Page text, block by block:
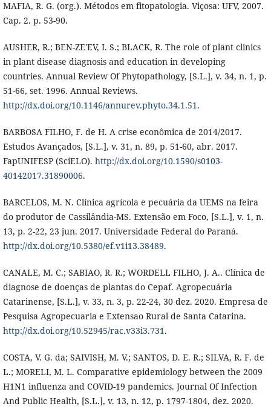
MAFIA, R. G. (org.). Métodos em fitopatologia. Viçosa: UFV, 2007.
Cap. 2. p. 53-90.
AUSHER, R.; BEN-ZE'EV, I. S.; BLACK, R. The role of plant clinics
in plant disease diagnosis and education in developing
countries. Annual Review Of Phytopathology, [S.L.], v. 34, n. 1, p.
51-66, set. 1996. Annual Reviews.
http://dx.doi.org/10.1146/annurev.phyto.34.1.51.
BARBOSA FILHO, F. de H. A crise econômica de 2014/2017.
Estudos Avançados, [S.L.], v. 31, n. 89, p. 51-60, abr. 2017.
FapUNIFESP (SciELO). http://dx.doi.org/10.1590/s0103-
40142017.31890006.
BARCELOS, M. N. Clínica agrícola e pecuária da UEMS na feira
do produtor de Cassilândia-MS. Extensão em Foco, [S.L.], v. 1, n.
13, p. 2-22, 23 jun. 2017. Universidade Federal do Paraná.
http://dx.doi.org/10.5380/ef.v1i13.38489.
CANALE, M. C.; SABIAO, R. R.; WORDELL FILHO, J. A.. Clínica de
diagnose de doenças de plantas do Cepaf. Agropecuária
Catarinense, [S.L.], v. 33, n. 3, p. 22-24, 30 dez. 2020. Empresa de
Pesquisa Agropecuaria e Extensao Rural de Santa Catarina.
http://dx.doi.org/10.52945/rac.v33i3.731.
COSTA, V. G. da; SAIVISH, M. V.; SANTOS, D. E. R.; SILVA, R. F. de
L.; MORELI, M. L. Comparative epidemiology between the 2009
H1N1 influenza and COVID-19 pandemics. Journal Of Infection
And Public Health, [S.L.], v. 13, n. 12, p. 1797-1804, dez. 2020.